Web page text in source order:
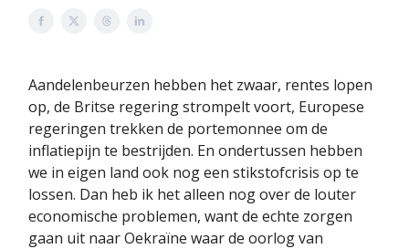
Aandelenbeurzen hebben het zwaar, rentes lopen
op, de Britse regering strompelt voort, Europese
regeringen trekken de portemonnee om de
inflatiepijn te bestrijden. En ondertussen hebben
we in eigen land ook nog een stikstofcrisis op te
lossen. Dan heb ik het alleen nog over de louter
economische problemen, want de echte zorgen
gaan uit naar Oekraïne waar de oorlog van